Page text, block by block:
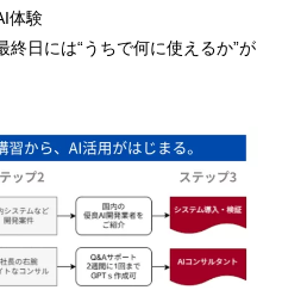
体験
終日には“うちで何に使えるか”が
る。